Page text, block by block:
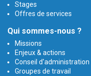
Stages
Offres de services
Qui sommes-nous ?
Missions
Enjeux & actions
Conseil d'administration
Groupes de travail